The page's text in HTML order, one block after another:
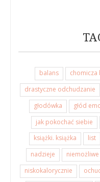
balans chomicza
drastyczne odchudzanie
głodówka
głód
jak pokochać siebie
książki. książka
list
nadzieje
niemożliwe
niskokalorycznie